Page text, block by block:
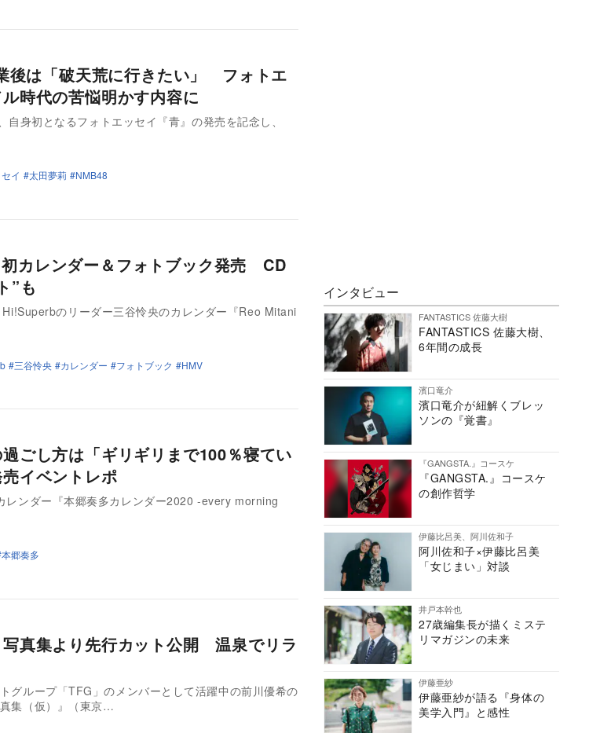
後は「破天荒に行きたい」 フォトエ
時代の苦悩明かす内容に
身初となるフォトエッセイ『青』の発売を記念し、
イ 太田夢莉 NMB48
カレンダー＆フォトブック発売 CD
”も
のリーダー三谷怜央のカレンダー『Reo Mitani
三谷怜央 カレンダー フォトブック HMV
ごし方は「ギリギリまで100％寝てい
イベントレポ
レンダー『本郷奏多カレンダー2020 -every morning
本郷奏多
真集より先行カット公開 温泉でリラ
グループ「TFG」のメンバーとして活躍中の前川優希の
集（仮）』（東京…
インタビュー
FANTASTICS 佐藤大樹
FANTASTICS 佐藤大樹、
6年間の成長
濱口竜介
濱口竜介が紐解くブレッ
ソンの『覚書』
『GANGSTA.』コースケ
『GANGSTA.』コースケ
の創作哲学
伊藤比呂美、阿川佐和子
阿川佐和子×伊藤比呂美
「女じまい」対談
井戸本幹也
27歳編集長が描くミステ
リマガジンの未来
伊藤亜紗
伊藤亜紗が語る『身体の
美学入門』と感性